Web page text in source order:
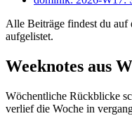
Alle Beiträge findest du auf
aufgelistet.
Weeknotes aus
Wöchentliche Rückblicke
verlief die Woche in